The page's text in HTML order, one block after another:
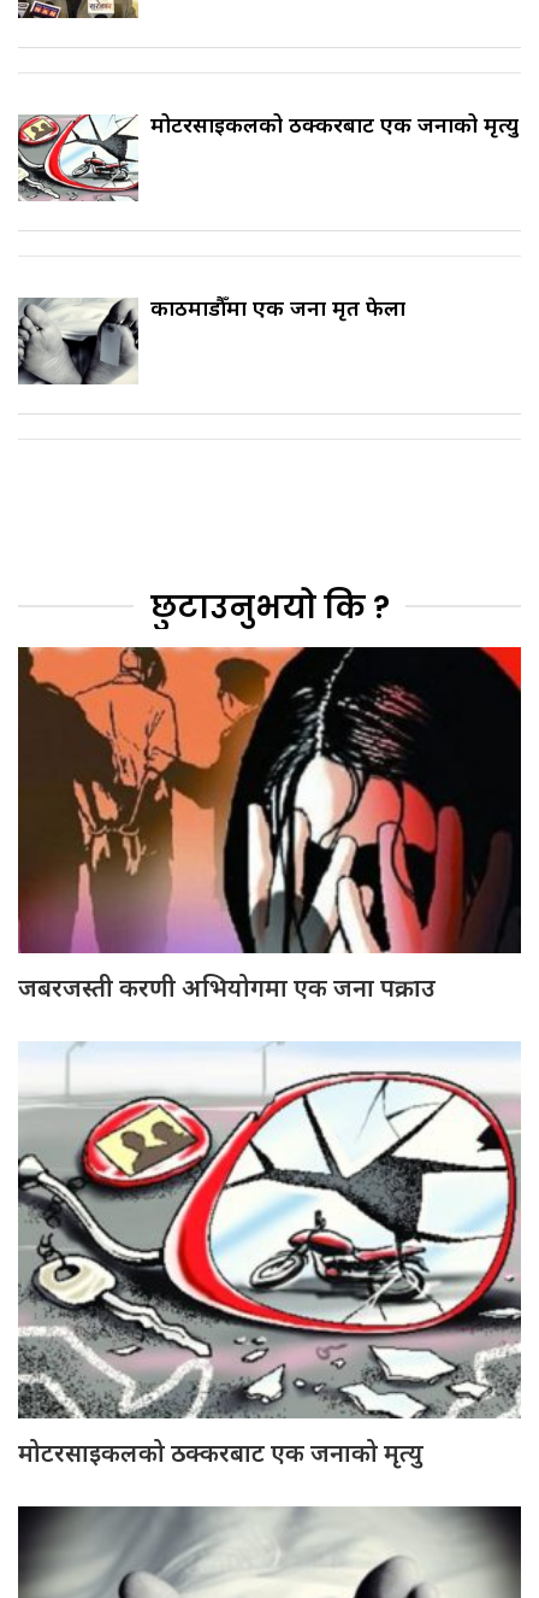
मोटरसाइकलको ठक्करबाट एक जनाको मृत्यु
काठमाडौँमा एक जना मृत फेला
छुटाउनुभयो कि ?
जबरजस्ती करणी अभियोगमा एक जना पक्राउ
मोटरसाइकलको ठक्करबाट एक जनाको मृत्यु